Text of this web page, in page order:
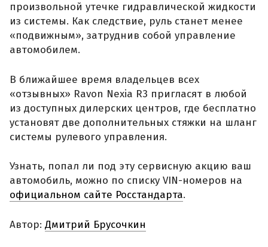
произвольной утечке гидравлической жидкости
из системы. Как следствие, руль станет менее
«подвижным», затруднив собой управление
автомобилем.
В ближайшее время владельцев всех
«отзывных» Ravon Nexia R3 пригласят в любой
из доступных дилерских центров, где бесплатно
установят две дополнительных стяжки на шланг
системы рулевого управления.
Узнать, попал ли под эту сервисную акцию ваш
автомобиль, можно по списку VIN-номеров на
официальном сайте Росстандарта.
Автор: Дмитрий Брусочкин